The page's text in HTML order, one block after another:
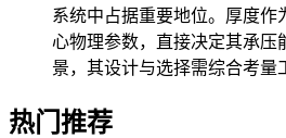
系统中占据重要地位。厚度作
心物理参数，直接决定其承压
景，其设计与选择需综合考
热门推荐